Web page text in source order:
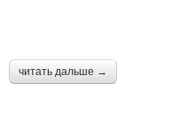
читать дальше →